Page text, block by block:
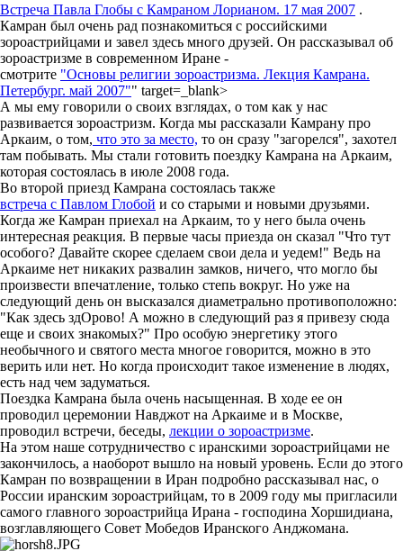
Встреча Павла Глобы с Камраном Лорианом. 17 мая 2007 .
Камран был очень рад познакомиться с российскими
зороастрийцами и завел здесь много друзей. Он рассказывал об
зороастризме в современном Иране -
смотрите "Основы религии зороастризма. Лекция Камрана.
Петербург. май 2007"" target=_blank>
А мы ему говорили о своих взглядах, о том как у нас
развивается зороастризм. Когда мы рассказали Камрану про
Аркаим, о том, что это за место, то он сразу "загорелся", захотел
там побывать. Мы стали готовить поездку Камрана на Аркаим,
которая состоялась в июле 2008 года.
Во второй приезд Камрана состоялась также
встреча с Павлом Глобой и со старыми и новыми друзьями.
Когда же Камран приехал на Аркаим, то у него была очень
интересная реакция. В первые часы приезда он сказал "Что тут
особого? Давайте скорее сделаем свои дела и уедем!" Ведь на
Аркаиме нет никаких развалин замков, ничего, что могло бы
произвести впечатление, только степь вокруг. Но уже на
следующий день он высказался диаметрально противоположно:
"Как здесь здОрово! А можно в следующий раз я привезу сюда
еще и своих знакомых?" Про особую энергетику этого
необычного и святого места многое говорится, можно в это
верить или нет. Но когда происходит такое изменение в людях,
есть над чем задуматься.
Поездка Камрана была очень насыщенная. В ходе ее он
проводил церемонии Навджот на Аркаиме и в Москве,
проводил встречи, беседы, лекции о зороастризме.
На этом наше сотрудничество с иранскими зороастрийцами не
закончилось, а наоборот вышло на новый уровень. Если до этого
Камран по возвращении в Иран подробно рассказывал нас, о
России иранским зороастрийцам, то в 2009 году мы пригласили
самого главного зороастрийца Ирана - господина Хоршидиана,
возглавляющего Совет Мобедов Иранского Анджомана.